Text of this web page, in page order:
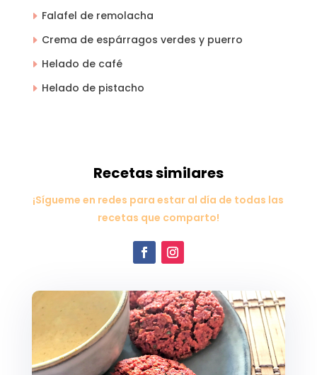
Falafel de remolacha
Crema de espárragos verdes y puerro
Helado de café
Helado de pistacho
Recetas similares
¡Sígueme en redes para estar al día de todas las
recetas que comparto!